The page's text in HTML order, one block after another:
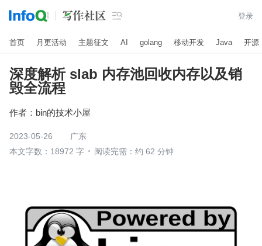
 登录
首页 月更活动 主题征文 AI golang 移动开发 Java 开源
深度解析 slab 内存池回收内存以及销
毁全流程
作者： bin的技术小屋
2023-05-26
广东
本文字数：18972 字
阅读完需：约 62 分钟